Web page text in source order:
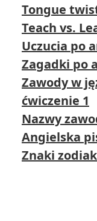
Tongue
Teach vs.
Uczucia po
Zagadki po
Zawody w
ćwiczenie 1
Nazwy
Angielska
Znaki